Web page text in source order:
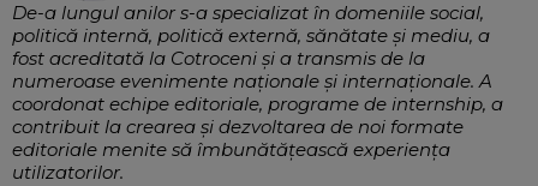
De-a lungul anilor s-a specializat în domeniile social,
politică internă, politică externă, sănătate și mediu, a
fost acreditată la Cotroceni și a transmis de la
numeroase evenimente naționale și internaționale. A
coordonat echipe editoriale, programe de internship, a
contribuit la crearea și dezvoltarea de noi formate
editoriale menite să îmbunătățească experiența
utilizatorilor.